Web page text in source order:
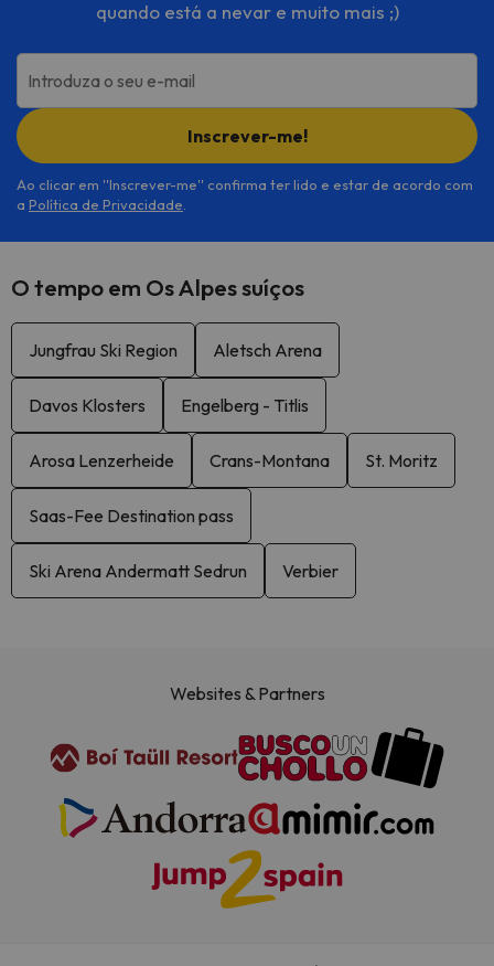
quando está a nevar e muito mais ;)
Introduza o seu e-mail
Inscrever-me!
Ao clicar em ''Inscrever-me'' confirma ter lido e estar de acordo com
a Política de Privacidade
O tempo em Os Alpes suíços
Jungfrau Ski Region Aletsch Arena
Davos Klosters Engelberg - Titlis
Arosa Lenzerheide Crans-Montana St. Moritz
Saas-Fee Destination pass
Ski Arena Andermatt Sedrun Verbier
Websites & Partners